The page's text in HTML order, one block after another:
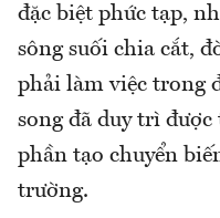
đặc biệt phức tạp,
sông suối chia cắt,
phải làm việc trong
song đã duy trì
phần tạo chuyển
trường.